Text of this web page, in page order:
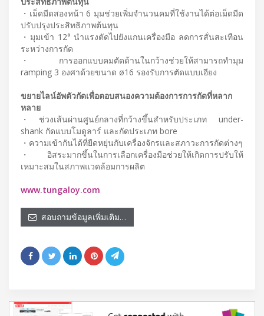
・เม็ดมีดสองหน้า 6 มุมช่วยเพิ่มจำนวนคมที่ใช้งานได้ต่อเม็ดมีด
ปรับปรุงประสิทธิภาพต้นทุน
・มุมเข้า 12° นำแรงตัดไปยังแกนเครื่องมือ ลดการสั่นสะเทือน
ระหว่างการกัด
・การออกแบบคมตัดด้านในกว้างช่วยให้สามารถทำมุม
ramping 3 องศาด้วยขนาด ø16 รองรับการตัดแบบเอียง
ขยายไลน์อัพตัวกัดเพื่อตอบสนองความต้องการการกัดที่หลาก
หลาย
・ช่วงเส้นผ่านศูนย์กลางที่กว้างขึ้นสำหรับประเภท under-
shank กัดแบบโมดูลาร์ และกัดประเภท bore
・ความเข้ากันได้ที่ยืดหยุ่นกับเครื่องจักรและสภาวะการกัดต่างๆ
・อิสระมากขึ้นในการเลือกเครื่องมือช่วยให้เกิดการปรับให้
เหมาะสมในสภาพแวดล้อมการผลิต
www.tungaloy.com
สอบถามข้อมูลเพิ่มเติม…